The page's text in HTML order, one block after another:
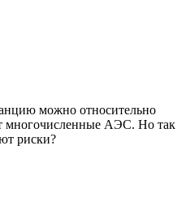
можно относительно
многочисленные АЭС. Но так
риски?